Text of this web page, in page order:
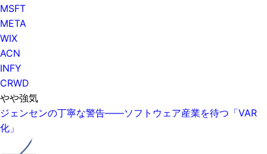
MSFT
META
WIX
ACN
INFY
CRWD
やや強気
ジェンセンの丁寧な警告——ソフトウェア産業を待つ「VAR
化」